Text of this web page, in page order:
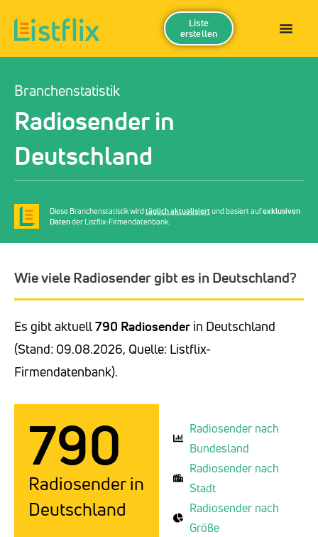
Liste
erstellen
Branchenstatistik
Radiosender in
Deutschland
Diese Branchenstatistik wirdtäglich aktualisiertund basiert aufexklusiven
Datender Listflix-Firmendatenbank.
Wie viele Radiosender gibt es in Deutschland?
Es gibt aktuell790 Radiosender in Deutschland
(Stand: 09.08.2026, Quelle: Listflix-
Firmendatenbank).
790
Radiosender in
Deutschland
Radiosender nach
Bundesland
Radiosender nach
Stadt
Radiosender nach
Größe